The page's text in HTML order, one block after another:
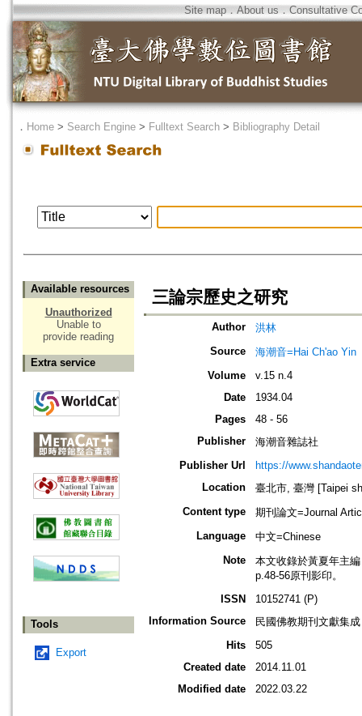
Site map．About us ． Consultative
． Home > Search Engine > Fulltext Search > Bibliography Detail
Available resources
Unauthorized
Unable to
provide reading
Extra service
Tools
Export
三論宗歷史之研究
Author
洪林
Source
海潮音=Hai Ch'ao Yin
Volume
v.15 n.4
Date
1934.04
Pages
48 - 56
Publisher
海潮音雜誌社
Publisher Url
https://
Location
臺北市, 臺灣 [Taipei
Content type
期刊論文=Journal
Language
中文=Chinese
Note
本文收錄於黃夏年主
p.48-56原刊影印。
ISSN
10152741 (P)
Information Source
民國佛教期刊文獻集
Hits
505
Created date
2014.11.01
Modified date
2022.03.22